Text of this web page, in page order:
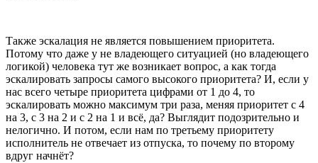
Также эскалация не является повышением приоритета.
Потому что даже у не владеющего ситуацией (но владеющего
логикой) человека тут же возникает вопрос, а как тогда
эскалировать запросы самого высокого приоритета? И, если у
нас всего четыре приоритета цифрами от 1 до 4, то
эскалировать можно максимум три раза, меняя приоритет с 4
на 3, с 3 на 2 и с 2 на 1 и всё, да? Выглядит подозрительно и
нелогично. И потом, если нам по третьему приоритету
исполнитель не отвечает из отпуска, то почему по второму
вдруг начнёт?